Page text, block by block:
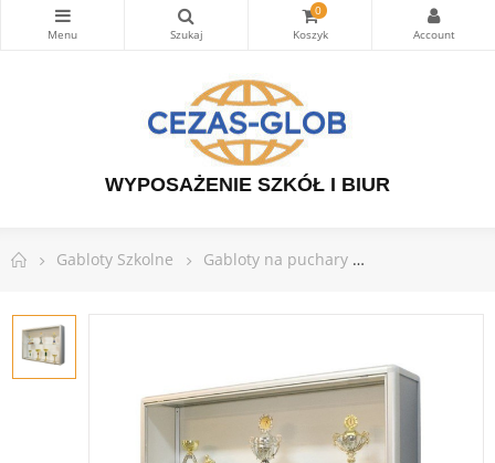
0
WYPOSAŻENIE SZKÓŁ I BIUR
Gabloty Szkolne Gabloty na puchary